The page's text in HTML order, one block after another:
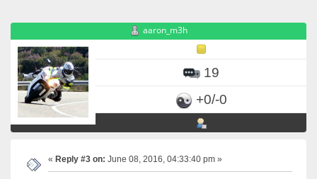
aaron_m3h
19
+0/-0
« Reply #3 on: June 08, 2016, 04:33:40 pm »